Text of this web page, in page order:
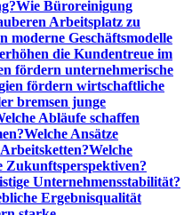
Wie Büroreinigung
Arbeitsplatz zu
moderne Geschäftsmodelle
die Kundentreue im
fördern unternehmerische
fördern wirtschaftliche
bremsen junge
Abläufe schaffen
Welche Ansätze
Welche
Zukunftsperspektiven?
Unternehmensstabilität?
Ergebnisqualität